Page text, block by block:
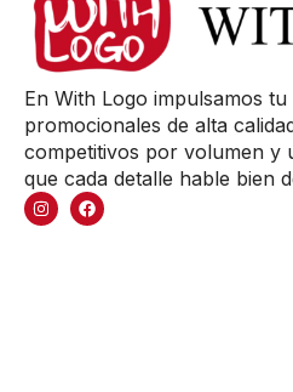
En With Logo impulsamos
promocionales de alta
competitivos por volumen y
que cada detalle hable bien